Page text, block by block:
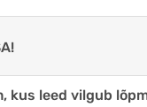
kus leed vilgub